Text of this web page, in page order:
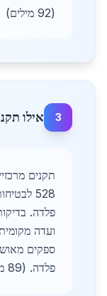
(92 מילים)
3 אילו
ועדה
פלדה. (89 מילים)